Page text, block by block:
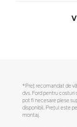
*Preţ recomandat de
dvs. Ford pentru
pot fi necesare piese
disponibil. Preţul este
montaj.